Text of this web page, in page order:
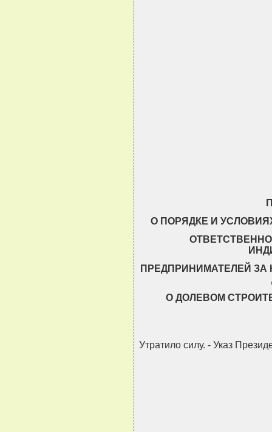
О ПОРЯДКЕ И
ПРЕДПРИНИМАТЕЛЕЙ
О ДОЛЕВОМ
Утратило силу. - Указ